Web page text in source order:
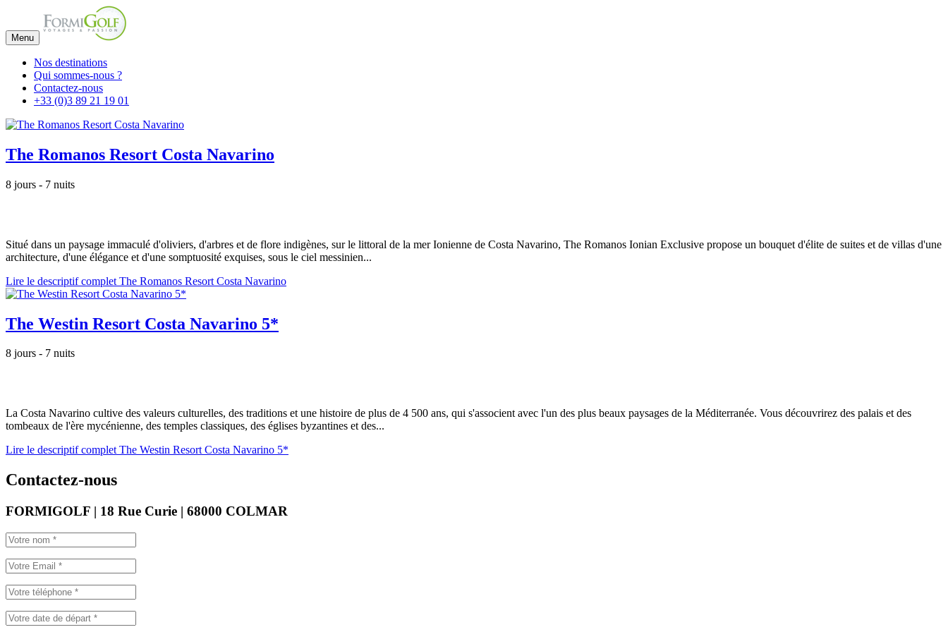
Menu
Nos destinations
Qui sommes-nous ?
Contactez-nous
+33 (0)3 89 21 19 01
The Romanos Resort Costa Navarino
8 jours - 7 nuits
Situé dans un paysage immaculé d'oliviers, d'arbres et de flore indigènes, sur le littoral de la mer Ionienne de Costa Navarino, The Romanos Ionian Exclusive propose un bouquet d'élite de suites et de villas d'une
architecture, d'une élégance et d'une somptuosité exquises, sous le ciel messinien...
Lire le descriptif complet The Romanos Resort Costa Navarino
The Westin Resort Costa Navarino 5*
8 jours - 7 nuits
La Costa Navarino cultive des valeurs culturelles, des traditions et une histoire de plus de 4 500 ans, qui s'associent avec l'un des plus beaux paysages de la Méditerranée. Vous découvrirez des palais et des
tombeaux de l'ère mycénienne, des temples classiques, des églises byzantines et des...
Lire le descriptif complet The Westin Resort Costa Navarino 5*
Contactez-nous
FORMIGOLF | 18 Rue Curie | 68000 COLMAR